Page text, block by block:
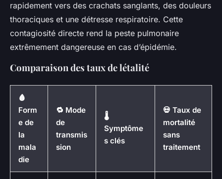
rapidement vers des crachats sanglants, des douleurs
thoraciques et une détresse respiratoire. Cette
contagiosité directe rend la peste pulmonaire
extrêmement dangereuse en cas d’épidémie.
Comparaison des taux de létalité
🩸
Form
e de
la
mala
die
🔁 Mode
de
transmis
sion
🌡️
Symptôme
s clés
💀 Taux de
mortalité
sans
traitement